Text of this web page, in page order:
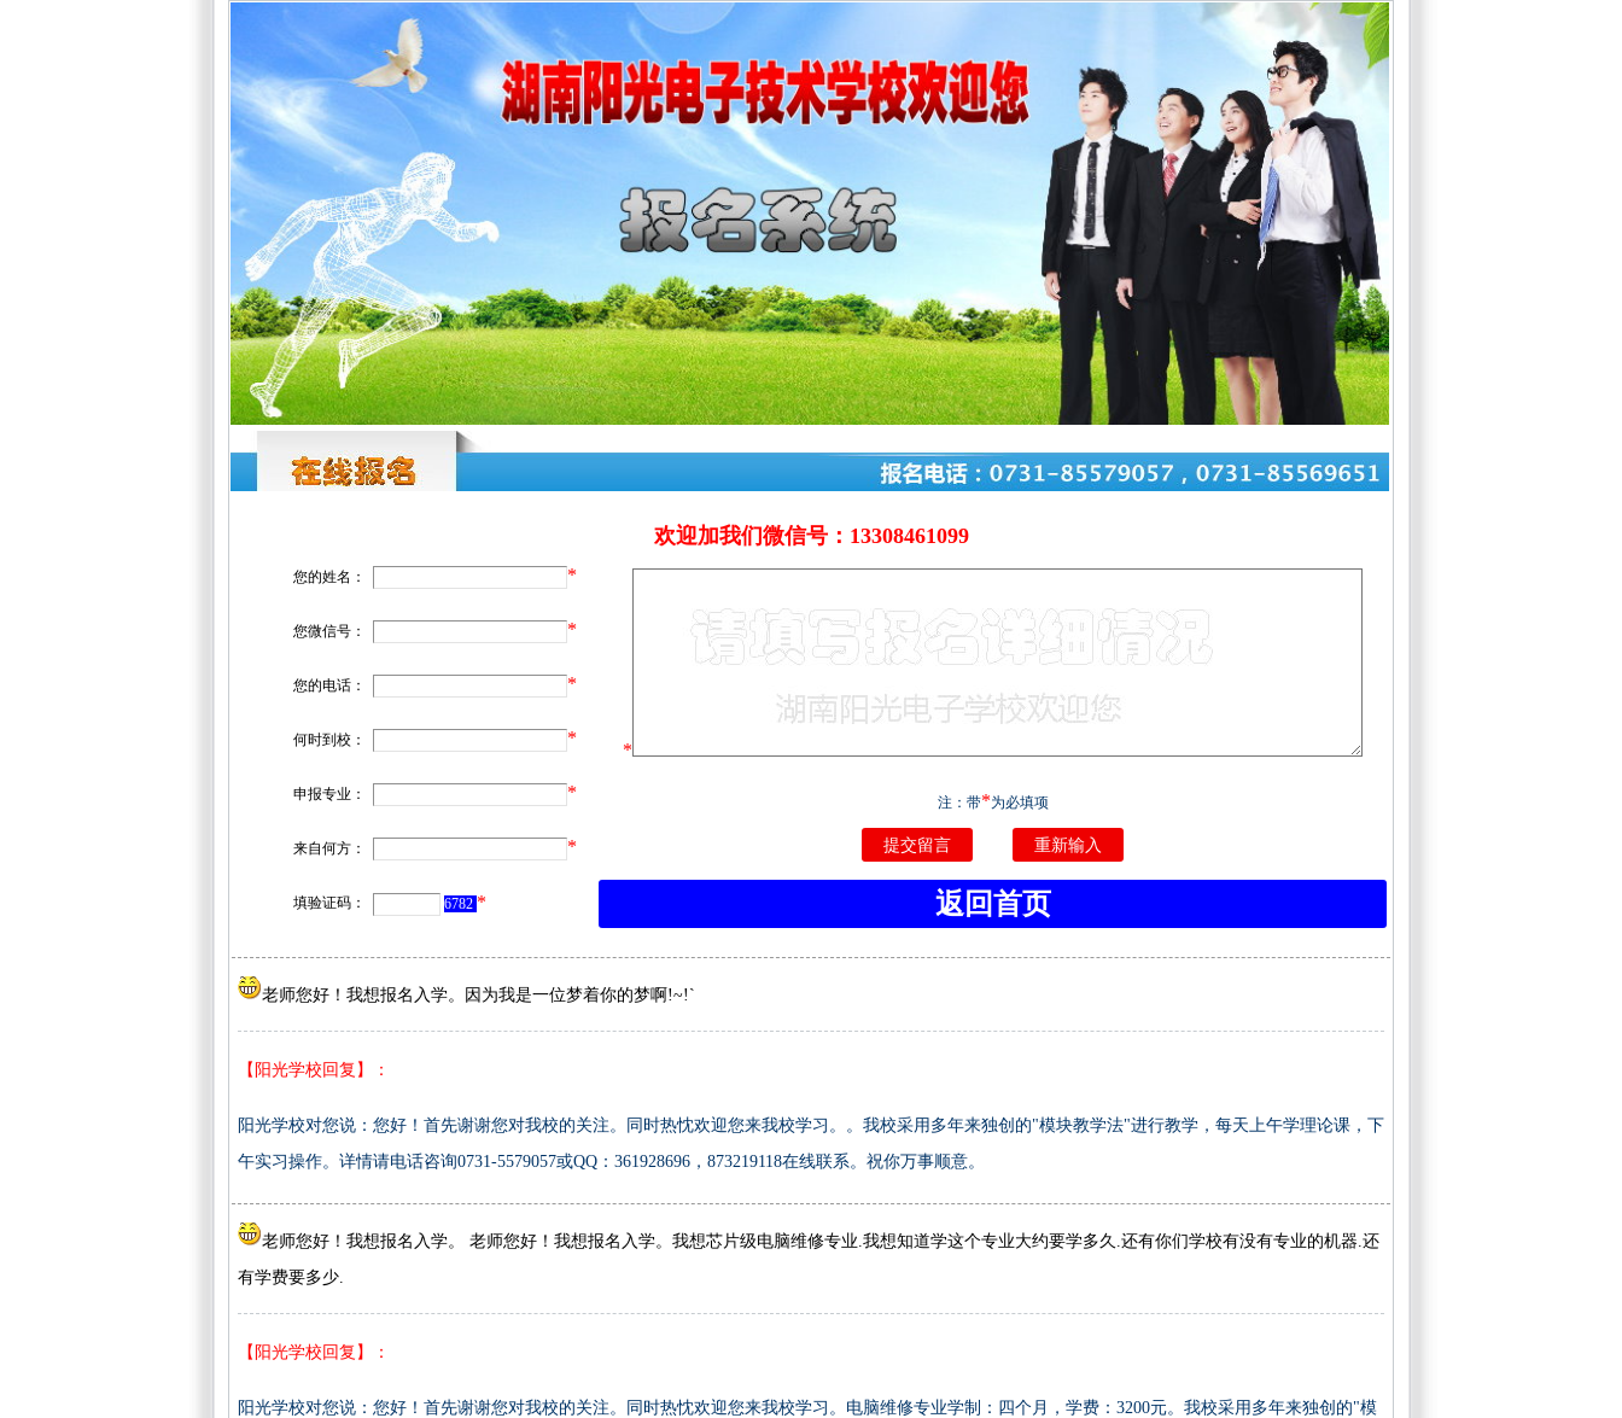
欢迎加我们微信号：13308461099
您的姓名： *
*
注：带*为必填项
返回首页
您微信号： *
您的电话： *
何时到校： *
申报专业： *
来自何方： *
填验证码： 6782 *
老师您好！我想报名入学。因为我是一位梦着你的梦啊!~!`
【阳光学校回复】：
阳光学校对您说：您好！首先谢谢您对我校的关注。同时热忱欢迎您来我校学习。。我校采用多年来独创的"模块教学法"进行教学，每天上午学理论课，下
午实习操作。详情请电话咨询0731-5579057或QQ：361928696，873219118在线联系。祝你万事顺意。
老师您好！我想报名入学。 老师您好！我想报名入学。我想芯片级电脑维修专业.我想知道学这个专业大约要学多久.还有你们学校有没有专业的机器.还
有学费要多少.
【阳光学校回复】：
阳光学校对您说：您好！首先谢谢您对我校的关注。同时热忱欢迎您来我校学习。电脑维修专业学制：四个月，学费：3200元。我校采用多年来独创的"模